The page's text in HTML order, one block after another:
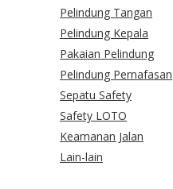
Pelindung Tangan
Pelindung Kepala
Pakaian Pelindung
Pelindung Pernafasan
Sepatu Safety
Safety LOTO
Keamanan Jalan
Lain-lain